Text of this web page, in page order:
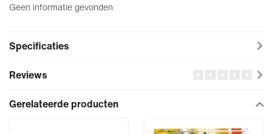
Geen informatie gevonden
Specificaties
Reviews
Gerelateerde producten